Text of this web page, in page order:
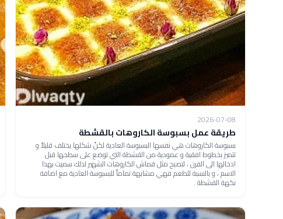
2026-07-08
طريقة عمل بسبوسة الكاروهات بالقشطة
بسبوسة الكاروهات هي نفسها البسبوسة العادية لكنّ شكلها يختلف قليلاً و
تتميز بخطوط افقية و عمودية من القشطة التي توضع على سطحها قبل
ادخالها الى الفرن ، لتصبح مثل قماش الكاروهات الشهير لذلك سميت بهذا
الاسم ، و بالنسبة للطعم فهي مشابهة تماماً للبسبوسة العادية مع اضافة
نكهة القشطة .